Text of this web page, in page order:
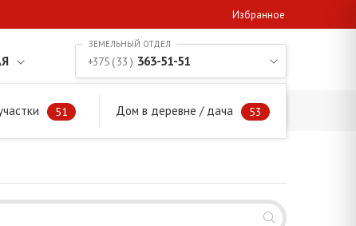
Избранное
51 Дом в деревне / дача 53
+375 ( 33 ) 363-51-51